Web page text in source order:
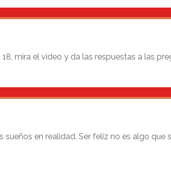
mira el video y da las respuestas a las
en realidad. Ser feliz no es algo que